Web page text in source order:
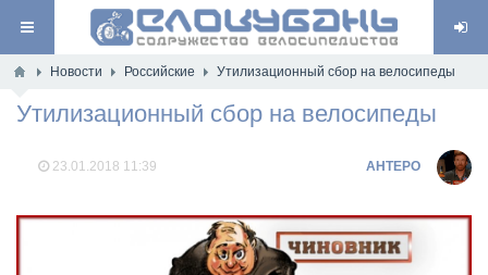
Новости Российские Утилизационный сбор на велосипеды
Утилизационный сбор на велосипеды
23.01.2018 11:39 AHTEPO